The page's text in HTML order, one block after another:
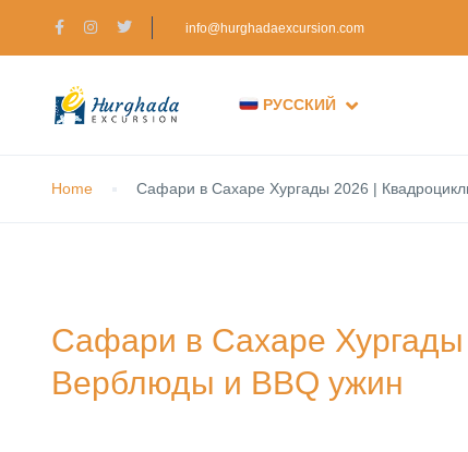
info@hurghadaexcursion.com
РУССКИЙ
Home Сафари в Сахаре Хургады 2026 |
Сафари в Сахаре
Верблюды и BBQ ужин